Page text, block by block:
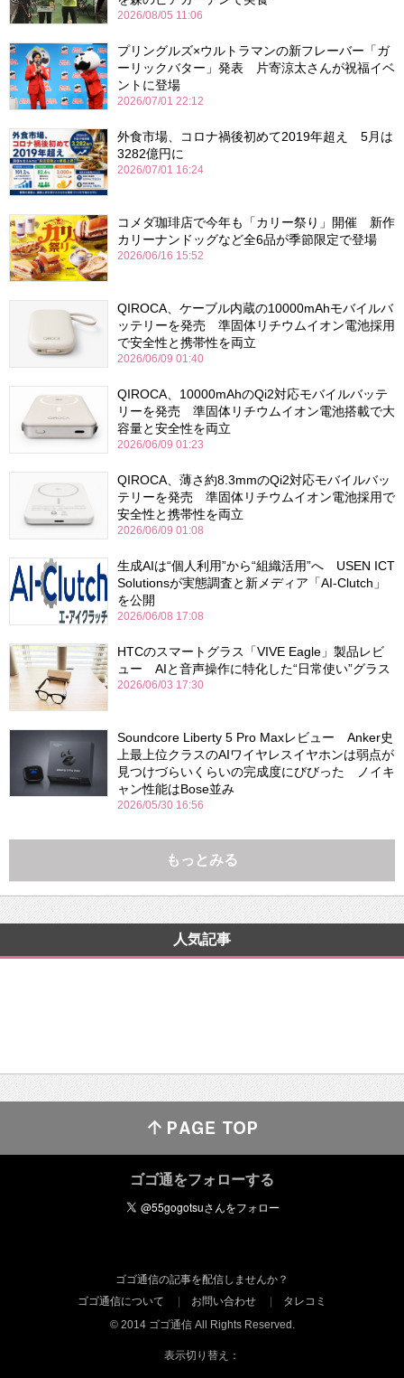
2026/08/05 11:06
プリングルズ×ウルトラマンの新フレーバー「ガ
ーリックバター」発表 片寄涼太さんが祝福イベ
ントに登場
2026/07/01 22:12
外食市場、コロナ禍後初めて2019年超え 5月は
3282億円に
2026/07/01 16:24
コメダ珈琲店で今年も「カリー祭り」開催 新作
カリーナンドッグなど全6品が季節限定で登場
2026/06/16 15:52
QIROCA、ケーブル内蔵の10000mAhモバイルバ
ッテリーを発売 準固体リチウムイオン電池採用
で安全性と携帯性を両立
2026/06/09 01:40
QIROCA、10000mAhのQi2対応モバイルバッテ
リーを発売 準固体リチウムイオン電池搭載で大
容量と安全性を両立
2026/06/09 01:23
QIROCA、薄さ約8.3mmのQi2対応モバイルバッ
テリーを発売 準固体リチウムイオン電池採用で
安全性と携帯性を両立
2026/06/09 01:08
生成AIは“個人利用”から“組織活用”へ USEN ICT
Solutionsが実態調査と新メディア「AI-Clutch」
を公開
2026/06/08 17:08
HTCのスマートグラス「VIVE Eagle」製品レビ
ュー AIと音声操作に特化した“日常使い”グラス
2026/06/03 17:30
Soundcore Liberty 5 Pro Maxレビュー Anker史
上最上位クラスのAIワイヤレスイヤホンは弱点が
見つけづらいくらいの完成度にびびった ノイキ
ャン性能はBose並み
2026/05/30 16:56
もっとみる
人気記事
ゴゴ通をフォローする
ゴゴ通信の記事を配信しませんか？
ゴゴ通信について
お問い合わせ
タレコミ
© 2014 ゴゴ通信 All Rights Reserved.
表示切り替え：